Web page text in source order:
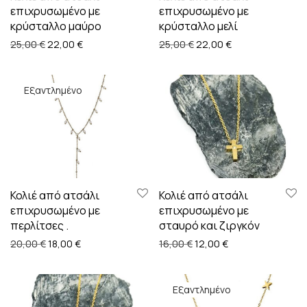
επιχρυσωμένο με
κρύσταλλο μαύρο
25,00€ Original price was: 25,00 €.
22,00 €Η τρέχουσα τιμή είναι: 22,00 €.
επιχρυσωμένο με
κρύσταλλο μελί
25,00€ Original price was:
22,00 €Η τρέχουσα
Κολιέ από ατσάλι
επιχρυσωμένο με
περλίτσες .
20,00€Original price was: 20,00 €.
18,00 €Η τρέχουσα τιμή είναι: 18,00 €.
Κολιέ από ατσάλι
επιχρυσωμένο με
σταυρό και ζιργκόν
16,00€Original price was: 16,00
12,00 €Η τρέχουσα τιμή